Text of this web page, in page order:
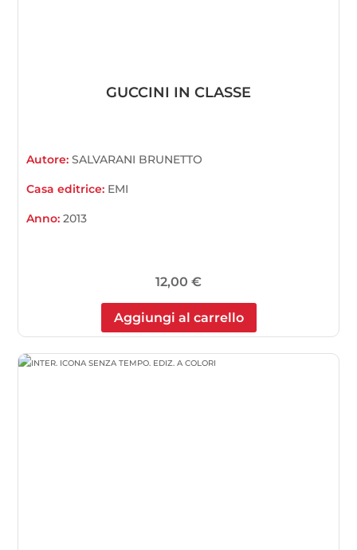
GUCCINI IN CLASSE
Autore:SALVARANI BRUNETTO
Casa editrice: EMI
Anno:2013
12,00 €
Aggiungi al carrello